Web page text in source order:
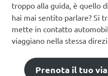
troppo alla guida, è quello
hai mai sentito parlare? Si
mette in contatto
viaggiano nella stessa
Prenota il tuo